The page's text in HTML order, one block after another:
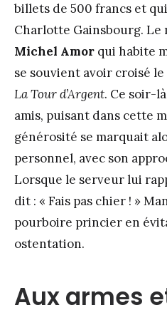
billets de 500 francs et
Charlotte Gainsbourg. Le
Michel Amor qui habite
se souvient avoir croisé
La Tour d’Argent. Ce soir-
amis, puisant dans cette
générosité se marquait
personnel, avec son
Lorsque le serveur lui
dit : « Fais pas chier ! »
pourboire princier en
ostentation.
Aux armes